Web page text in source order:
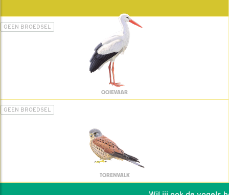
GEEN BROEDSEL
OOIEVAAR
GEEN BROEDSEL
TORENVALK